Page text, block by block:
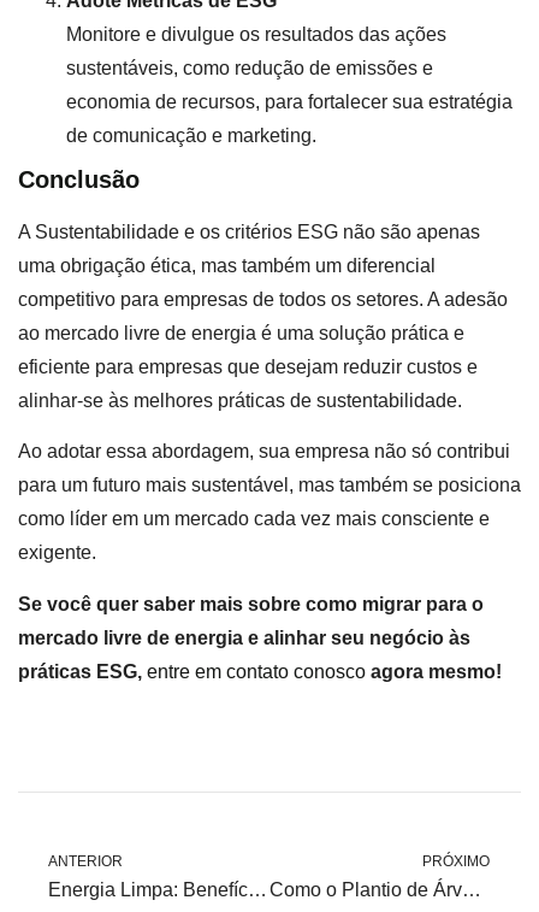
Monitore e divulgue os resultados das ações
sustentáveis, como redução de emissões e
economia de recursos, para fortalecer sua estratégia
de comunicação e marketing.
Conclusão
A Sustentabilidade e os critérios ESG não são apenas
uma obrigação ética, mas também um diferencial
competitivo para empresas de todos os setores. A adesão
ao mercado livre de energia é uma solução prática e
eficiente para empresas que desejam reduzir custos e
alinhar-se às melhores práticas de sustentabilidade.
Ao adotar essa abordagem, sua empresa não só contribui
para um futuro mais sustentável, mas também se posiciona
como líder em um mercado cada vez mais consciente e
exigente.
Se você quer saber mais sobre como migrar para o
mercado livre de energia e alinhar seu negócio às
práticas ESG, entre em contato conosco agora mesmo!
ANTERIOR
Energia Limpa: Benefícios Econômicos e Ambientais para a Sua Empresa
PRÓXIMO
Como o Plantio de Árvores Contribui para um Futuro Sustentável